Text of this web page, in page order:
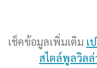
เช็คข้อมูลเพิ่มเติม เ
สไตล์พูลวิล